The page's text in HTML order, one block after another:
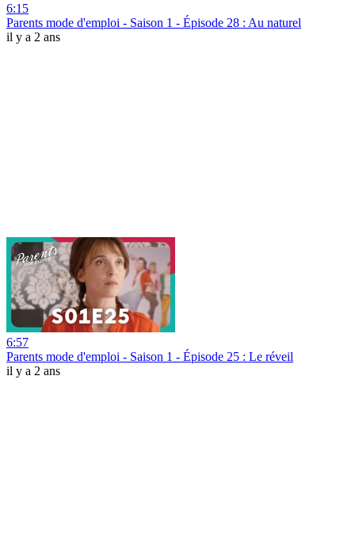
6:15
Parents mode d'emploi - Saison 1 - Épisode 28 : Au naturel
il y a 2 ans
6:57
Parents mode d'emploi - Saison 1 - Épisode 25 : Le réveil
il y a 2 ans